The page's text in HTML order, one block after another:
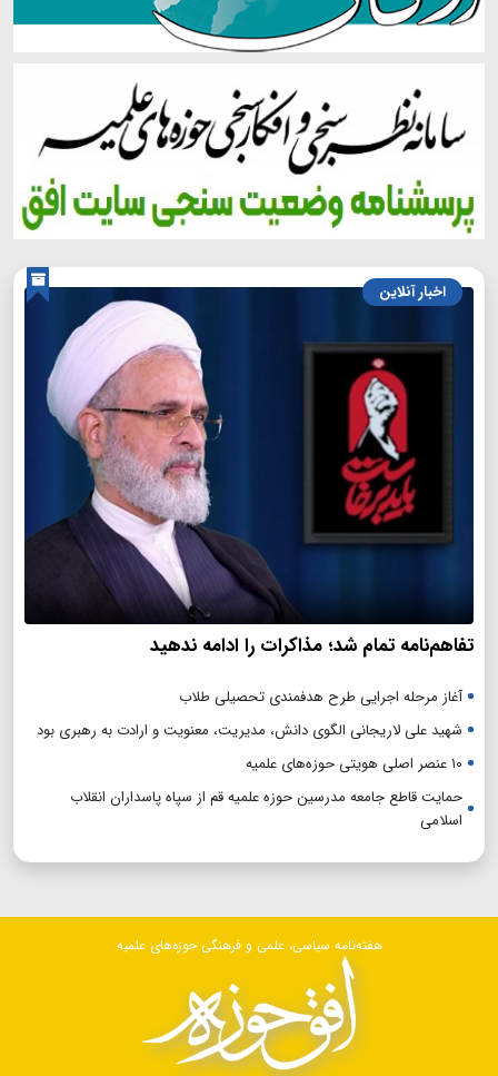
اخبار آنلاین
تفاهم‌نامه تمام شد؛ مذاکرات را ادامه ندهید
آغاز مرحله اجرایی طرح هدفمندی تحصیلی طلاب
شهید علی لاریجانی الگوی دانش، مدیریت، معنویت و ارادت به رهبری بود
۱۰ عنصر اصلی هویتی حوزه‌های علمیه
حمایت قاطع جامعه مدرسین حوزه علمیه قم از سپاه پاسداران انقلاب
اسلامی
هفته‌نامه سیاسی، علمی و فرهنگی حوزه‌های علمیه